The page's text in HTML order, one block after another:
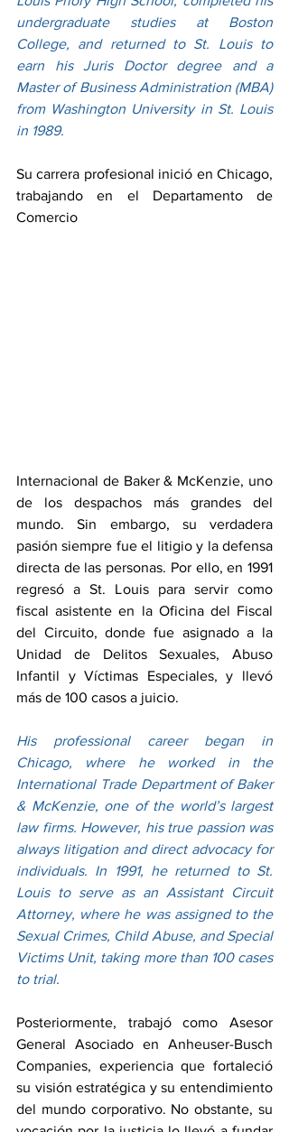
undergraduate studies at Boston
College, and returned to St. Louis to
earn his Juris Doctor degree and a
Master of Business Administration (MBA)
from Washington University in St. Louis
in 1989.
Su carrera profesional inició en Chicago,
trabajando en el Departamento de
Comercio
Internacional de Baker & McKenzie, uno
de los despachos más grandes del
mundo. Sin embargo, su verdadera
pasión siempre fue el litigio y la defensa
directa de las personas. Por ello, en 1991
regresó a St. Louis para servir como
fiscal asistente en la Oficina del Fiscal
del Circuito, donde fue asignado a la
Unidad de Delitos Sexuales, Abuso
Infantil y Víctimas Especiales, y llevó
más de 100 casos a juicio.
His professional career began in
Chicago, where he worked in the
International Trade Department of Baker
& McKenzie, one of the world’s largest
law firms. However, his true passion was
always litigation and direct advocacy for
individuals. In 1991, he returned to St.
Louis to serve as an Assistant Circuit
Attorney, where he was assigned to the
Sexual Crimes, Child Abuse, and Special
Victims Unit, taking more than 100 cases
to trial.
Posteriormente, trabajó como Asesor
General Asociado en Anheuser-Busch
Companies, experiencia que fortaleció
su visión estratégica y su entendimiento
del mundo corporativo. No obstante, su